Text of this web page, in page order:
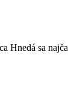
Hnedá sa